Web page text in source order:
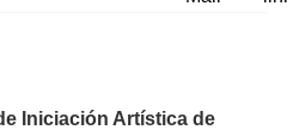
Iniciación Artística de